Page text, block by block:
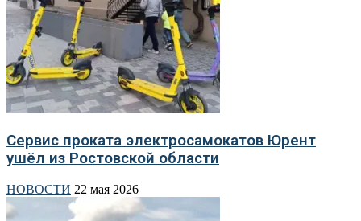
Сервис проката электросамокатов Юрент
ушёл из Ростовской области
НОВОСТИ 22 мая 2026